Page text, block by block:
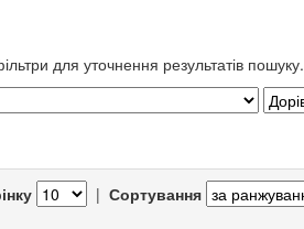
для уточнення результатів пошуку.
| Сортування